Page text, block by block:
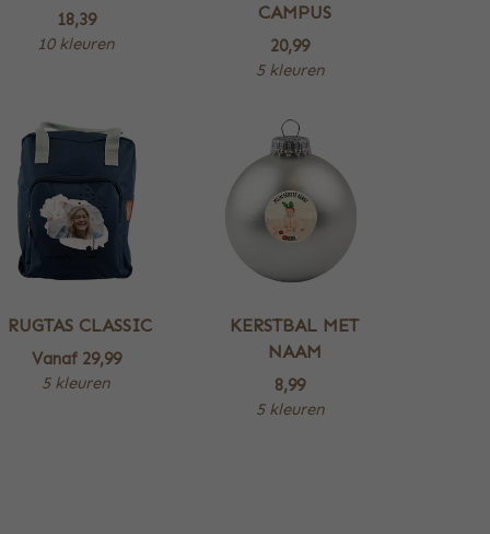
18,39
10 kleuren
CAMPUS
20,99
5 kleuren
RUGTAS CLASSIC
Vanaf 29,99
5 kleuren
KERSTBAL MET
NAAM
8,99
5 kleuren